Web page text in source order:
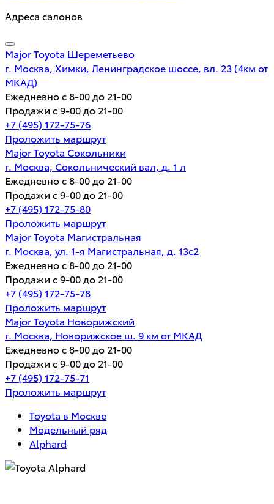
Адреса салонов
Major Toyota Шереметьево
г. Москва, Химки, Ленинградское шоссе, вл. 23 (4км от
МКАД)
Ежедневно с 8-00 до 21-00
Продажи с 9-00 до 21-00
+7 (495) 172-75-76
Проложить маршрут
Major Toyota Сокольники
г. Москва, Сокольнический вал, д. 1 л
Ежедневно с 8-00 до 21-00
Продажи с 9-00 до 21-00
+7 (495) 172-75-80
Проложить маршрут
Major Toyota Магистральная
г. Москва, ул. 1-я Магистральная, д. 13с2
Ежедневно с 8-00 до 21-00
Продажи с 9-00 до 21-00
+7 (495) 172-75-78
Проложить маршрут
Major Toyota Новорижский
г. Москва, Новорижское ш. 9 км от МКАД
Ежедневно с 8-00 до 21-00
Продажи с 9-00 до 21-00
+7 (495) 172-75-71
Проложить маршрут
Toyota в Москве
Модельный ряд
Alphard